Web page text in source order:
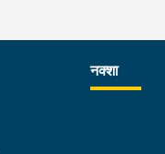
नक्शा